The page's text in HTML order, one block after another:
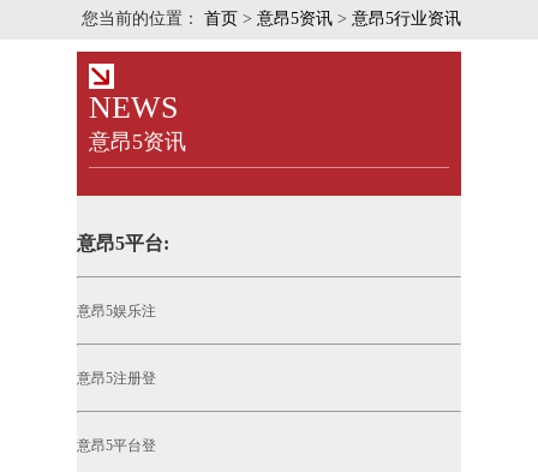
您当前的位置： 首页 > 意昂5资讯 > 意昂5行业资讯
NEWS
意昂5资讯
意昂5平台:
意昂5娱乐注
意昂5注册登
意昂5平台登